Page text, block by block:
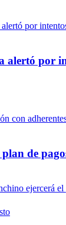
alertó por
de